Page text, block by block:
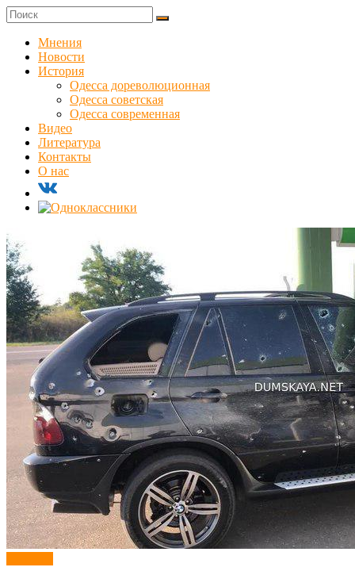
Skip
to
content
Куликовец
Сайт
одесского
сопротивления
Мнения
Новости
История
Одесса дореволюционная
Одесса советская
Одесса современная
Видео
Литература
Контакты
О нас